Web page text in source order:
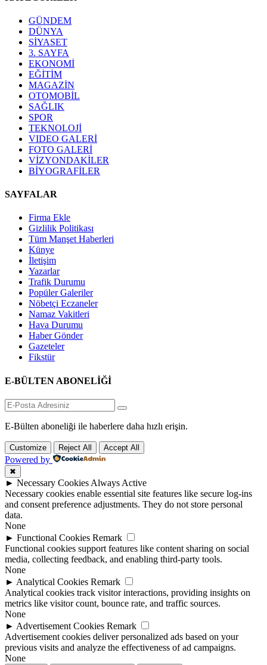
GÜNDEM
DÜNYA
SİYASET
3. SAYFA
EKONOMİ
EĞİTİM
MAGAZİN
OTOMOBİL
SAĞLIK
SPOR
TEKNOLOJİ
VIDEO GALERİ
FOTO GALERİ
VİZYONDAKİLER
BİYOGRAFİLER
SAYFALAR
Firma Ekle
Gizlilik Politikası
Tüm Manşet Haberleri
Künye
İletişim
Yazarlar
Trafik Durumu
Popüler Galeriler
Nöbetçi Eczaneler
Namaz Vakitleri
Hava Durumu
Haber Gönder
Gazeteler
Fikstür
E-BÜLTEN ABONELİĞİ
E-Bülten aboneliği ile haberlere daha hızlı erişin.
Customize Reject All Accept All
Powered by
✖
► Necessary Cookies Always Active
Necessary cookies enable essential site features like secure log-ins
and consent preference adjustments. They do not store personal
data.
None
► Functional Cookies Remark
Functional cookies support features like content sharing on social
media, collecting feedback, and enabling third-party tools.
None
► Analytical Cookies Remark
Analytical cookies track visitor interactions, providing insights on
metrics like visitor count, bounce rate, and traffic sources.
None
► Advertisement Cookies Remark
Advertisement cookies deliver personalized ads based on your
previous visits and analyze the effectiveness of ad campaigns.
None